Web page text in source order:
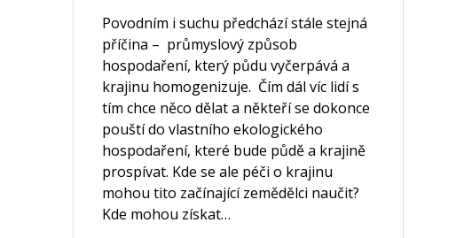
Povodním i suchu předchází stále stejná
příčina – průmyslový způsob
hospodaření, který půdu vyčerpává a
krajinu homogenizuje. Čím dál víc lidí s
tím chce něco dělat a někteří se dokonce
pouští do vlastního ekologického
hospodaření, které bude půdě a krajině
prospívat. Kde se ale péči o krajinu
mohou tito začínající zemědělci naučit?
Kde mohou získat…